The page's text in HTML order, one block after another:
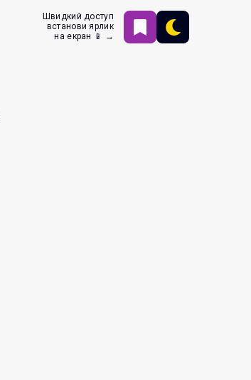
Швидкий доступ
встанови ярлик
на екран 📱 →